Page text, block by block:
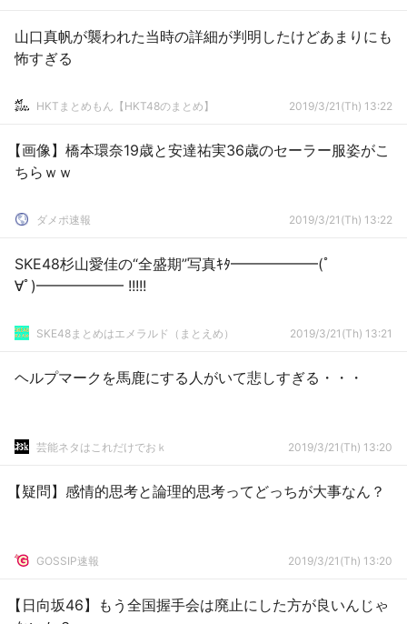
山口真帆が襲われた当時の詳細が判明したけどあまりにも
怖すぎる
HKTまとめもん【HKT48のまとめ】 2019/3/21(Th) 13:22
【画像】橋本環奈19歳と安達祐実36歳のセーラー服姿がこ
ちらｗｗ
ダメポ速報 2019/3/21(Th) 13:22
SKE48杉山愛佳の“全盛期”写真ｷﾀ━━━━━━(ﾟ
∀ﾟ)━━━━━━ !!!!!
SKE48まとめはエメラルド（まとえめ） 2019/3/21(Th) 13:21
ヘルプマークを馬鹿にする人がいて悲しすぎる・・・
芸能ネタはこれだけでおｋ 2019/3/21(Th) 13:20
【疑問】感情的思考と論理的思考ってどっちが大事なん？
GOSSIP速報 2019/3/21(Th) 13:20
【日向坂46】もう全国握手会は廃止にした方が良いんじゃ